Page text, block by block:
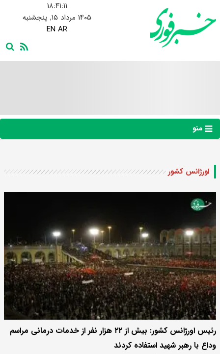
۱۸:۴۱:۱۲
۱۴۰۵ مرداد ۱۵, پنجشنبه
EN AR
منو
اورژانس کشور
رئیس اورژانس کشور: بیش از ۲۲ هزار نفر از خدمات درمانی مراسم
وداع با رهبر شهید استفاده کردند